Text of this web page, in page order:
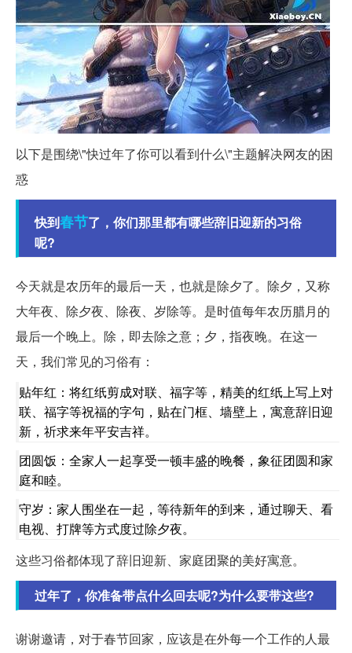
以下是围绕\"快过年了你可以看到什么\"主题解决网友的困
惑
快到春节了，你们那里都有哪些辞旧迎新的习俗
呢?
今天就是农历年的最后一天，也就是除夕了。除夕，又称
大年夜、除夕夜、除夜、岁除等。是时值每年农历腊月的
最后一个晚上。除，即去除之意；夕，指夜晚。在这一
天，我们常见的习俗有：
贴年红：将红纸剪成对联、福字等，精美的红纸上写上对
联、福字等祝福的字句，贴在门框、墙壁上，寓意辞旧迎
新，祈求来年平安吉祥。
团圆饭：全家人一起享受一顿丰盛的晚餐，象征团圆和家
庭和睦。
守岁：家人围坐在一起，等待新年的到来，通过聊天、看
电视、打牌等方式度过除夕夜。
这些习俗都体现了辞旧迎新、家庭团聚的美好寓意。
过年了，你准备带点什么回去呢?为什么要带这些?
谢谢邀请，对于春节回家，应该是在外每一个工作的人最